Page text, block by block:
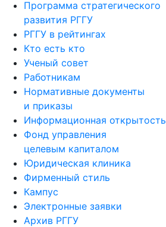
Программа стратегического
развития РГГУ
РГГУ в рейтингах
Кто есть кто
Ученый совет
Работникам
Нормативные документы
и приказы
Информационная открытость
Фонд управления
целевым капиталом
Юридическая клиника
Фирменный стиль
Кампус
Электронные заявки
Архив РГГУ